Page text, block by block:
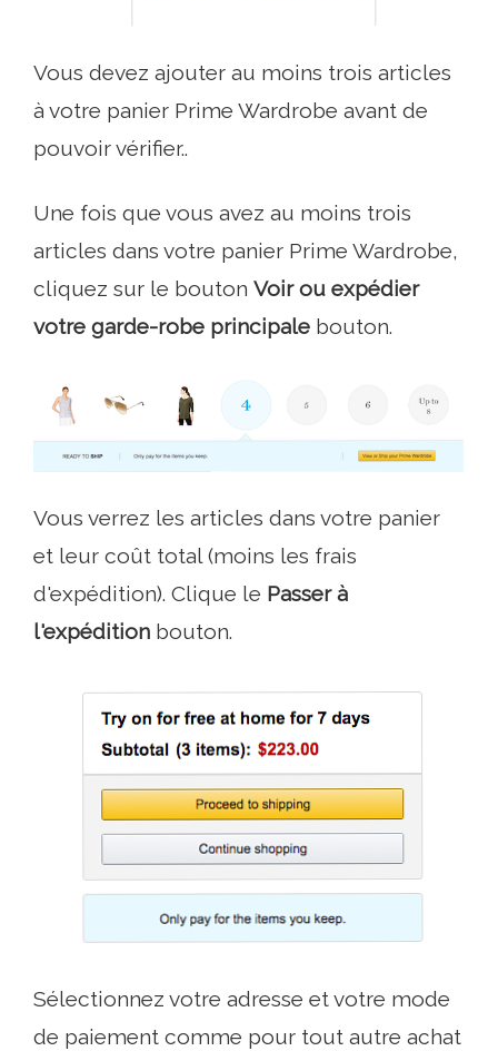
Vous devez ajouter au moins trois articles
à votre panier Prime Wardrobe avant de
pouvoir vérifier..
Une fois que vous avez au moins trois
articles dans votre panier Prime Wardrobe,
cliquez sur le bouton Voir ou expédier
votre garde-robe principale bouton.
Vous verrez les articles dans votre panier
et leur coût total (moins les frais
d'expédition). Clique le Passer à
l'expédition bouton.
Sélectionnez votre adresse et votre mode
de paiement comme pour tout autre achat